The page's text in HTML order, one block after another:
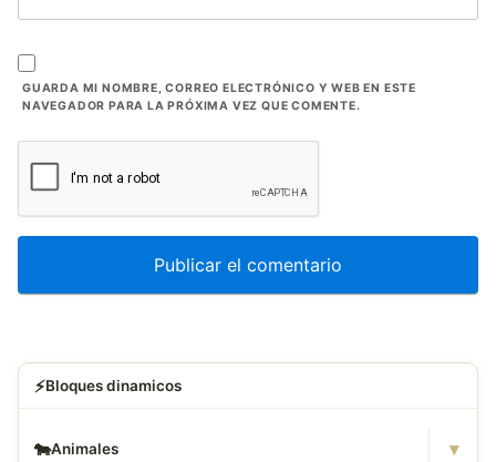
GUARDA MI NOMBRE, CORREO ELECTRÓNICO Y WEB EN ESTE
NAVEGADOR PARA LA PRÓXIMA VEZ QUE COMENTE.
⚡Bloques dinamicos
🐄Animales ▾